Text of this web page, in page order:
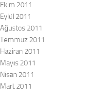
Ekim 2011
Eylül 2011
Ağustos 2011
Temmuz 2011
Haziran 2011
Mayıs 2011
Nisan 2011
Mart 2011